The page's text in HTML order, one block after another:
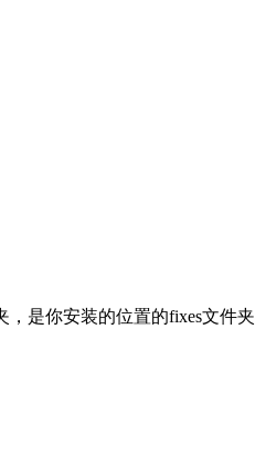
是你安装的位置的fixes文件夹